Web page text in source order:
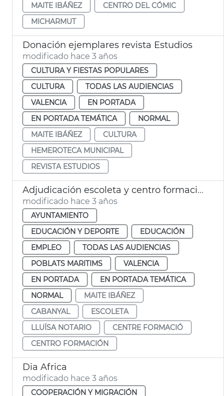
MAITE IBÁÑEZ
CENTRO DEL CÓMIC
MICHARMUT
Donación ejemplares revista Estudios
modificado hace 3 años
CULTURA Y FIESTAS POPULARES
CULTURA
TODAS LAS AUDIENCIAS
VALENCIA
EN PORTADA
EN PORTADA TEMÁTICA
NORMAL
MAITE IBÁÑEZ
CULTURA
HEMEROTECA MUNICIPAL
REVISTA ESTUDIOS
Adjudicación escoleta y centro formación Cabanyal
modificado hace 3 años
AYUNTAMIENTO
EDUCACIÓN Y DEPORTE
EDUCACIÓN
EMPLEO
TODAS LAS AUDIENCIAS
POBLATS MARITIMS
VALENCIA
EN PORTADA
EN PORTADA TEMÁTICA
NORMAL
MAITE IBÁÑEZ
CABANYAL
ESCOLETA
LLUÏSA NOTARIO
CENTRE FORMACIÓ
CENTRO FORMACIÓN
Dia Africa
modificado hace 3 años
COOPERACIÓN Y MIGRACIÓN